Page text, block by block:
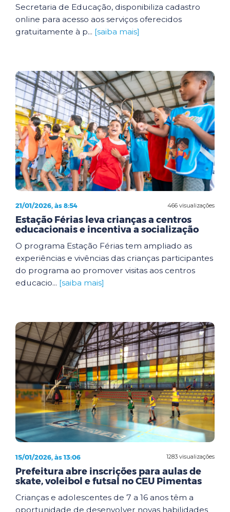
Secretaria de Educação, disponibiliza cadastro
online para acesso aos serviços oferecidos
gratuitamente à p... [saiba mais]
466 visualizações
21/01/2026, às 8:54
Estação Férias leva crianças a centros
educacionais e incentiva a socialização
O programa Estação Férias tem ampliado as
experiências e vivências das crianças participantes
do programa ao promover visitas aos centros
educacio... [saiba mais]
1283 visualizações
15/01/2026, às 13:06
Prefeitura abre inscrições para aulas de
skate, voleibol e futsal no CEU Pimentas
Crianças e adolescentes de 7 a 16 anos têm a
oportunidade de desenvolver novas habilidades